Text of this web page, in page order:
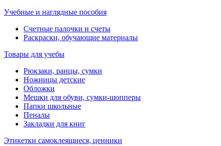
Учебные и наглядные пособия
Счетные палочки и счеты
Раскраски, обучающие материалы
Товары для учебы
Рюкзаки, ранцы, сумки
Ножницы детские
Обложки
Мешки для обуви, сумки-шопперы
Папки школьные
Пеналы
Закладки для книг
Этикетки самоклеящиеся, ценники